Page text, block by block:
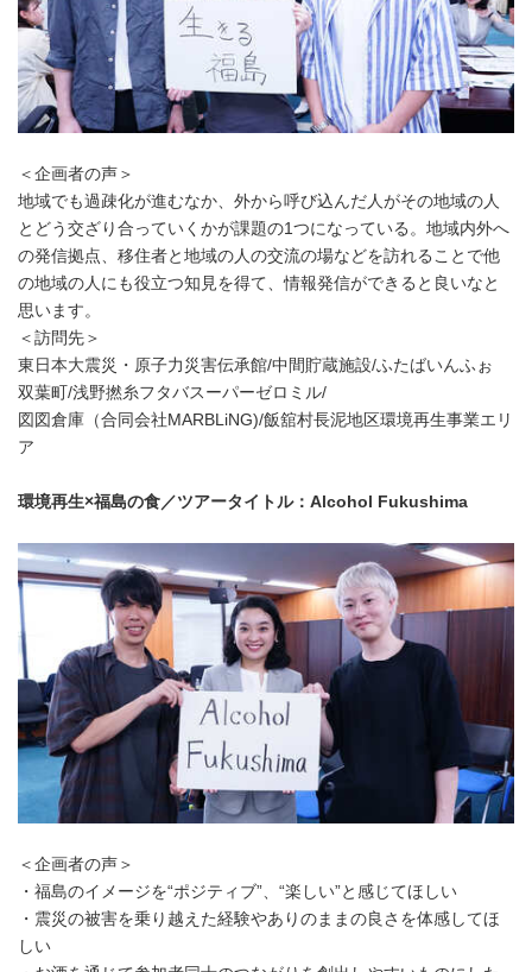
＜企画者の声＞
地域でも過疎化が進むなか、外から呼び込んだ人がその地域の人
とどう交ざり合っていくかが課題の1つになっている。地域内外へ
の発信拠点、移住者と地域の人の交流の場などを訪れることで他
の地域の人にも役立つ知見を得て、情報発信ができると良いなと
思います。
＜訪問先＞
東日本大震災・原子力災害伝承館/中間貯蔵施設/ふたばいんふぉ
双葉町/浅野撚糸フタバスーパーゼロミル/
図図倉庫（合同会社MARBLiNG)/飯舘村長泥地区環境再生事業エリ
ア
環境再生×福島の食／ツアータイトル：Alcohol Fukushima
＜企画者の声＞
・福島のイメージを“ポジティブ”、“楽しい”と感じてほしい
・震災の被害を乗り越えた経験やありのままの良さを体感してほ
しい